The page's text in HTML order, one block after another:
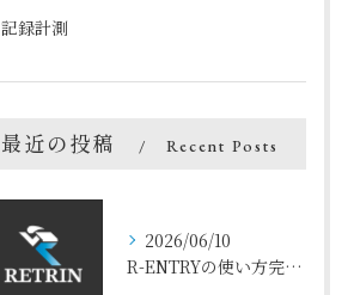
記録計測
最近の投稿 Recent Posts
2026/06/10
R-ENTRYの使い方完全ガイド【スマホで3分でエントリー完了】